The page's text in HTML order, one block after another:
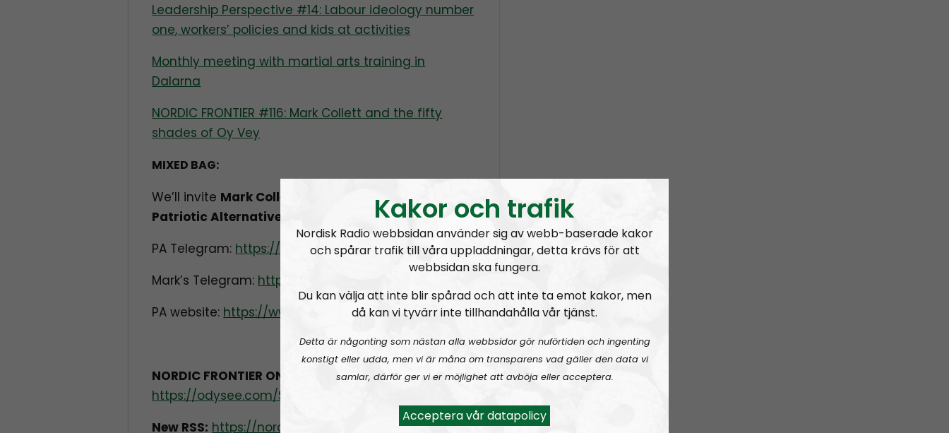
Leadership Perspective #14: Labour ideology number
one, workers’ policies and kids at activities
Monthly meeting with martial arts training in
Dalarna
NORDIC FRONTIER #116: Mark Collett and the fifty
shades of Oy Vey
MIXED BAG:
We’ll invite Mark Collett
to talk about 2020 with
Patriotic Alternative and Covidshit in the UK.
PA Telegram: https://t.me/PatrioticAlternativeOfficial
Mark’s Telegram: https://t.me/markacollett
PA website: https://www.patrioticalternative.org.uk/
NORDIC FRONTIER ON ODYSEE:
https://odysee.com/$/invite/@nordicfrontier:3
New RSS: https://nordiskradio.se/?format=mp3-
Kakor och trafik
Nordisk Radio webbsidan använder sig av webb-baserade kakor
och spårar trafik till våra uppladdningar, detta krävs för att
webbsidan ska fungera.
Du kan välja att inte blir spårad och att inte ta emot kakor, men
då kan vi tyvärr inte tillhandahålla vår tjänst.
Detta är någonting som nästan alla webbsidor gör nuförtiden och ingenting
konstigt eller udda, men vi är måna om transparens vad gäller den data vi
samlar, därför ger vi er möjlighet att avböja eller acceptera.
Acceptera vår datapolicy